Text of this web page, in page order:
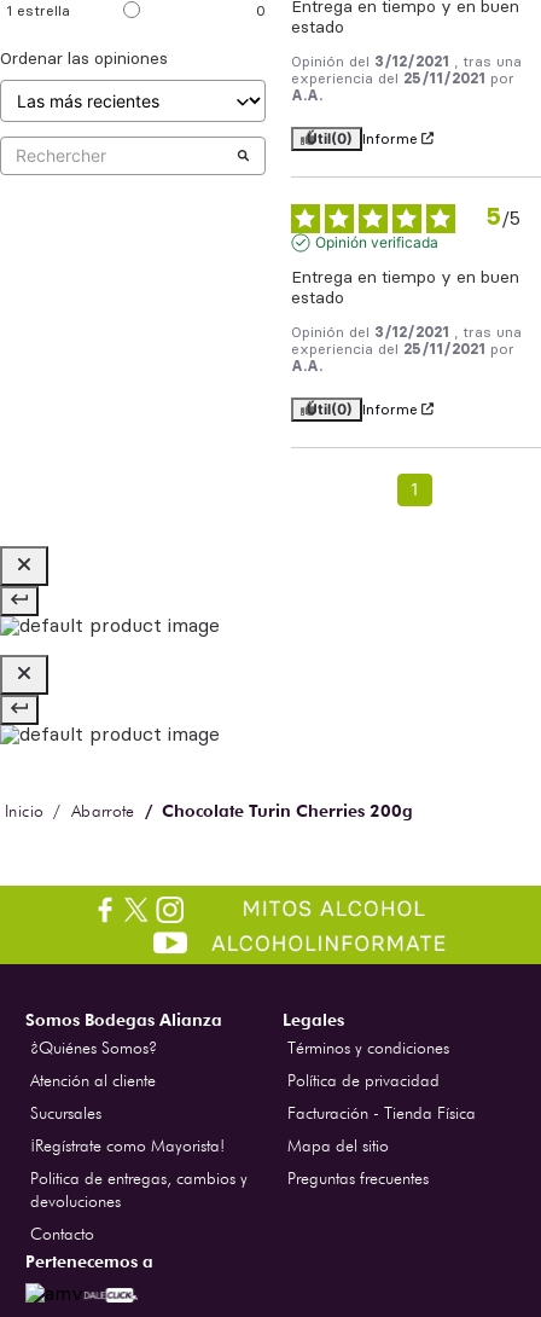
1 estrella 0
Ordenar las opiniones
Entrega en tiempo y en buen
estado
Opinión del 3/12/2021
, tras una
experiencia del 25/11/2021
por
A.A.
Útil(0) Informe
5/5
Opinión verificada
Entrega en tiempo y en buen
estado
Opinión del 3/12/2021
, tras una
experiencia del 25/11/2021
por
A.A.
Útil(0) Informe
1
Abarrote Chocolate Turin Cherries 200g
Somos Bodegas Alianza
¿Quiénes Somos?
Atención al cliente
Sucursales
¡Regístrate como Mayorista!
Politica de entregas, cambios y
devoluciones
Contacto
Legales
Términos y condiciones
Política de privacidad
Facturación - Tienda Física
Mapa del sitio
Preguntas frecuentes
Pertenecemos a